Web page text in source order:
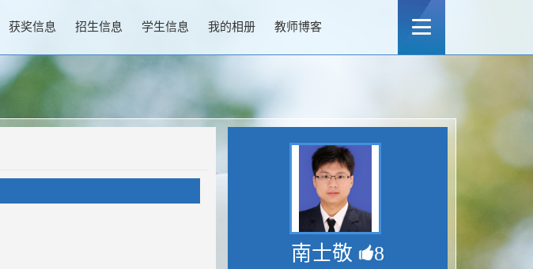
获奖信息 招生信息 学生信息 我的相册 教师博客
南士敬 8